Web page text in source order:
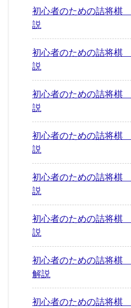
初心者のための詰将
説
初心者のための詰将
説
初心者のための詰将
説
初心者のための詰将
説
初心者のための詰将
説
初心者のための詰将
説
初心者のための詰将
解説
初心者のための詰将